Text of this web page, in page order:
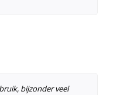
bijzonder veel